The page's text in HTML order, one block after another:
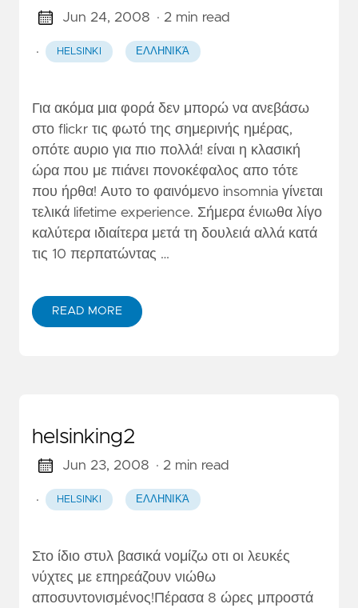
Jun 24, 2008 · 2 min read
· HELSINKI ΕΛΛΗΝΙΚΆ
Για ακόμα μια φορά δεν μπορώ να ανεβάσω
στο flickr τις φωτό της σημερινής ημέρας,
οπότε αυριο για πιο πολλά! είναι η κλασική
ώρα που με πιάνει πονοκέφαλος απο τότε
που ήρθα! Αυτο το φαινόμενο insomnia γίνεται
τελικά lifetime experience. Σήμερα ένιωθα λίγο
καλύτερα ιδιαίτερα μετά τη δουλειά αλλά κατά
τις 10 περπατώντας …
READ MORE
helsinking2
Jun 23, 2008 · 2 min read
· HELSINKI ΕΛΛΗΝΙΚΆ
Στο ίδιο στυλ βασικά νομίζω οτι οι λευκές
νύχτες με επηρεάζουν νιώθω
αποσυντονισμένος!Πέρασα 8 ώρες μπροστά